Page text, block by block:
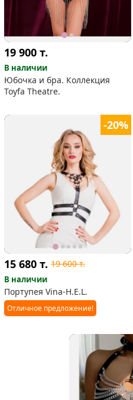
19 900т.
В наличии
Юбочка и бра. Коллекция
Toyfa Theatre.
-20%
15 680т. 19 600т.
В наличии
Портупея Vina-H.E.L.
Отличное предложение!